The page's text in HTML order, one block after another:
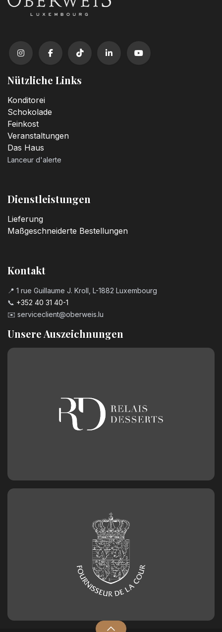
Nützliche Links
Konditorei
Schokolade
Feinkost
Veranstaltungen
Das Haus
Lanceur d'alerte
Dienstleistungen
Lieferung
Maßgeschneiderte Bestellungen
Kontakt
📍 1 rue Guillaume J. Kroll, L-1882 Luxembourg
📞 +352 40 31 40-1
✉️ serviceclient@oberweis.lu
Unsere Auszeichnungen